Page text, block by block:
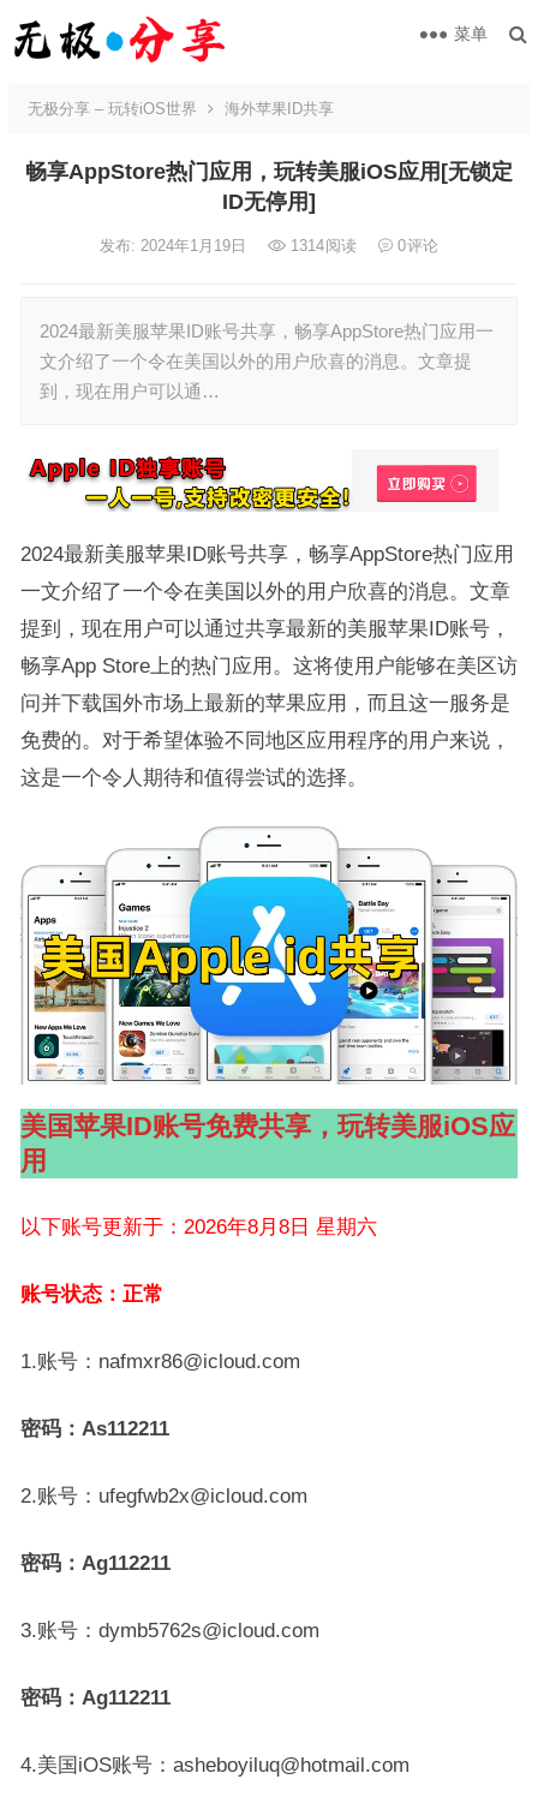
菜单
无极分享 – 玩转iOS世界 海外苹果ID共享
畅享AppStore热门应用，玩转美服iOS应用[无锁定
ID无停用]
发布: 2024年1月19日 1314阅读 0评论
2024最新美服苹果ID账号共享，畅享AppStore热门应用一
文介绍了一个令在美国以外的用户欣喜的消息。文章提
到，现在用户可以通…
2024最新美服苹果ID账号共享，畅享AppStore热门应用
一文介绍了一个令在美国以外的用户欣喜的消息。文章
提到，现在用户可以通过共享最新的美服苹果ID账号，
畅享App Store上的热门应用。这将使用户能够在美区访
问并下载国外市场上最新的苹果应用，而且这一服务是
免费的。对于希望体验不同地区应用程序的用户来说，
这是一个令人期待和值得尝试的选择。
美国苹果ID账号免费共享，玩转美服iOS应
用
以下账号更新于：2026年8月8日 星期六
账号状态：正常
1.账号：nafmxr86@icloud.com
密码：As112211
2.账号：ufegfwb2x@icloud.com
密码：Ag112211
3.账号：dymb5762s@icloud.com
密码：Ag112211
4.美国iOS账号：asheboyiluq@hotmail.com